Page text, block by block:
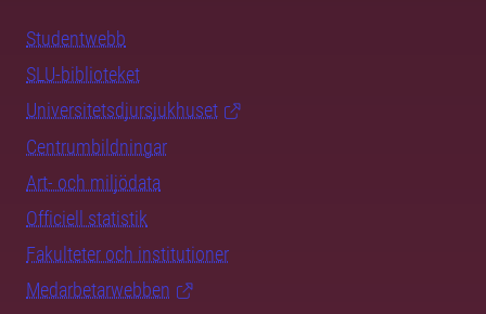
Studentwebb
SLU-biblioteket
Universitetsdjursjukhuset
Centrumbildningar
Art- och miljödata
Officiell statistik
Fakulteter och institutioner
Medarbetarwebben